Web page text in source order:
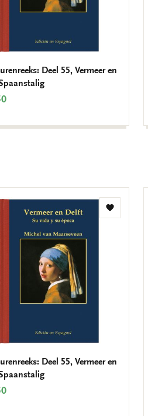
Deel 55, Vermeer en
Toevoegen
Deel 55, Vermeer en